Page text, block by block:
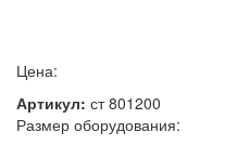
Цена:
Артикул: ст 801200
Размер оборудования: